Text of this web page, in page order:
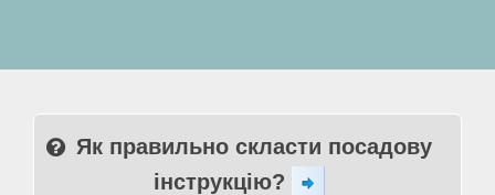
Як правильно скласти посадову
інструкцію?